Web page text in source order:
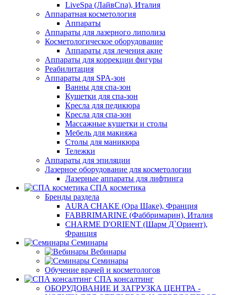
LiveSpa (ЛайвСпа), Италия
Аппаратная косметология
Аппараты
Аппараты для лазерного липолиза
Косметологическое оборудование
Аппараты для лечения акне
Аппараты для коррекции фигуры
Реабилитация
Аппараты для SPA-зон
Ванны для спа-зон
Кушетки для спа-зон
Кресла для педикюра
Кресла для спа-зон
Массажные кушетки и столы
Мебель для макияжа
Столы для маникюра
Тележки
Аппараты для эпиляции
Лазерное оборудование для косметологии
Лазерные аппараты для лифтинга
СПА косметика
Бренды раздела
AURA CHAKE (Ора Шаке), Франция
FABBRIMARINE (Фаббримарин), Италия
CHARME D'ORIENT (Шарм Д`Ориент),
Франция
Семинары
Вебинары
Семинары
Обучение врачей и косметологов
СПА консалтинг
ОБОРУДОВАНИЕ И ЗАГРУЗКА ЦЕНТРА -